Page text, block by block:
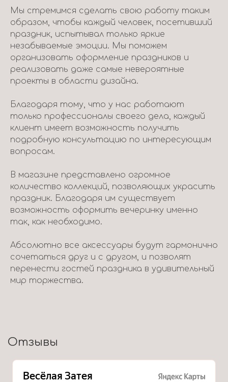
Мы стремимся сделать свою работу таким
образом, чтобы каждый человек, посетивший
праздник, испытывал только яркие
незабываемые эмоции. Мы поможем
организовать оформление праздников и
реализовать даже самые невероятные
проекты в области дизайна.
Благодаря тому, что у нас работают
только профессионалы своего дела, каждый
клиент имеет возможность получить
подробную консультацию по интересующим
вопросам.
В магазине представлено огромное
количество коллекций, позволяющих украсить
праздник. Благодаря им существует
возможность оформить вечеринку именно
так, как необходимо.
Абсолютно все аксессуары будут гармонично
сочетаться друг и с другом, и позволят
перенести гостей праздника в удивительный
мир торжества.
Отзывы